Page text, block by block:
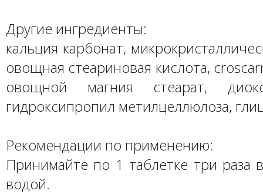
Другие ингредиенты:
кальция карбонат,
овощная стеариновая кислота,
овощной магния стеарат,
гидроксипропил метилцеллюлоза,
Рекомендации по применению:
Принимайте по 1 таблетке три раза
водой.